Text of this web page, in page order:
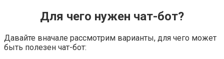
Для чего нужен чат-бот?
Давайте вначале рассмотрим варианты, для чего может
быть полезен чат-бот: